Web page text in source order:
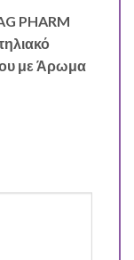
PHARM
με Άρωμα